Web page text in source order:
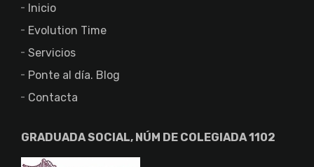
Inicio
Evolution Time
Servicios
Ponte al día. Blog
Contacta
GRADUADA SOCIAL, NÚM DE COLEGIADA 1102